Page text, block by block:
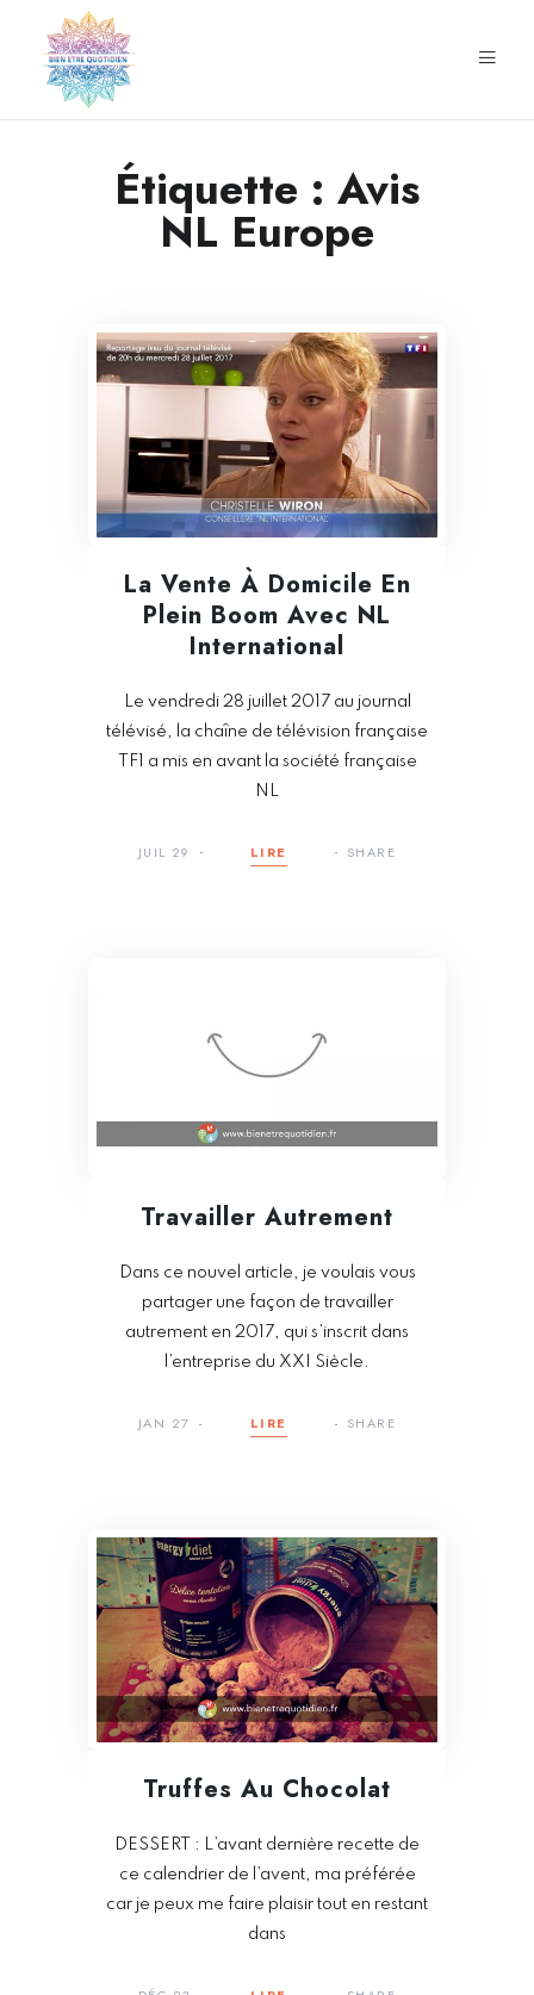
Étiquette : Avis
NL Europe
La Vente À Domicile En
Plein Boom Avec NL
International
Le vendredi 28 juillet 2017 au journal
télévisé, la chaîne de télévision française
TF1 a mis en avant la société française
NL
JUIL 29 LIRE SHARE
Travailler Autrement
Dans ce nouvel article, je voulais vous
partager une façon de travailler
autrement en 2017, qui s’inscrit dans
l’entreprise du XXI Siècle.
JAN 27 LIRE SHARE
Truffes Au Chocolat
DESSERT : L’avant dernière recette de
ce calendrier de l’avent, ma préférée
car je peux me faire plaisir tout en restant
dans